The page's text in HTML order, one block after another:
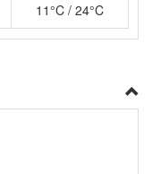
11°C / 24°C